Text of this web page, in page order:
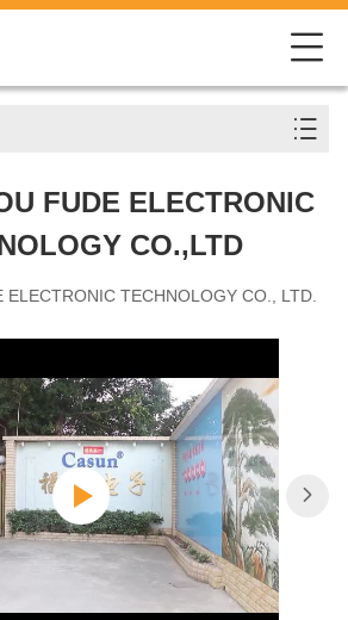
FUDE ELECTRONIC
CO.,LTD
TECHNOLOGY CO., LTD.